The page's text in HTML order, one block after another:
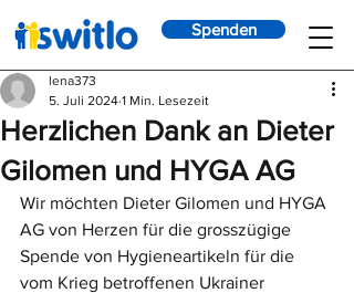
Spenden
Herzlichen Dank an Dieter
Gilomen und HYGA AG
lena373
5. Juli 2024 1 Min. Lesezeit
Wir möchten Dieter Gilomen und HYGA
AG von Herzen für die grosszügige
Spende von Hygieneartikeln für die
vom Krieg betroffenen Ukrainer